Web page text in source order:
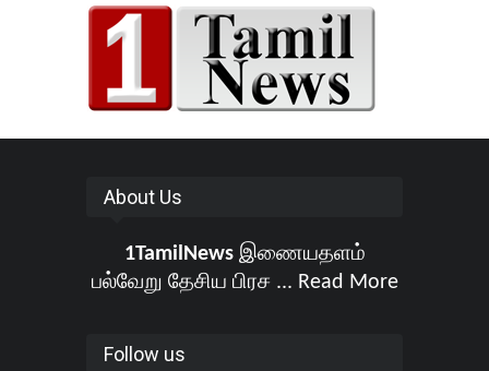
About Us
1TamilNewsஇணையதளம்
பல்வேறு தேசிய பிரச ... Read More
Follow us